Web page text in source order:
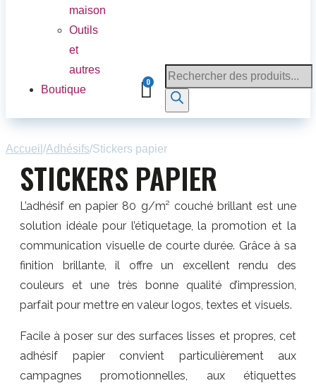
maison
Outils
et
autres
Boutique
Accueil /Adhésifs/Stickers papier
STICKERS PAPIER
L’adhésif en papier 80 g/m² couché brillant est une
solution idéale pour l’étiquetage, la promotion et la
communication visuelle de courte durée. Grâce à sa
finition brillante, il offre un excellent rendu des
couleurs et une très bonne qualité d’impression,
parfait pour mettre en valeur logos, textes et visuels.
Facile à poser sur des surfaces lisses et propres, cet
adhésif papier convient particulièrement aux
campagnes promotionnelles, aux étiquettes